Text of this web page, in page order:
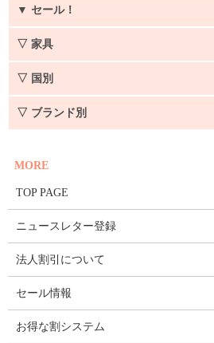
▼ セール！
▽ 家具
▽ 国別
▽ ブランド別
MORE
TOP PAGE
ニュースレター登録
法人割引について
セール情報
お得な割システム